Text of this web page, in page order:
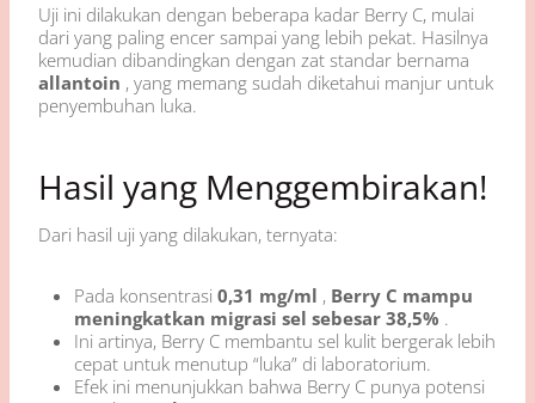
Uji ini dilakukan dengan beberapa kadar Berry C, mulai
dari yang paling encer sampai yang lebih pekat. Hasilnya
kemudian dibandingkan dengan zat standar bernama
allantoin , yang memang sudah diketahui manjur untuk
penyembuhan luka.
Hasil yang Menggembirakan!
Dari hasil uji yang dilakukan, ternyata:
Pada konsentrasi 0,31 mg/ml , Berry C mampu
meningkatkan migrasi sel sebesar 38,5% .
Ini artinya, Berry C membantu sel kulit bergerak lebih
cepat untuk menutup “luka” di laboratorium.
Efek ini menunjukkan bahwa Berry C punya potensi